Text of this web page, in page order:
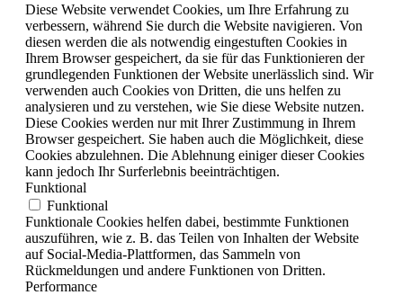
Diese Website verwendet Cookies, um Ihre Erfahrung zu
verbessern, während Sie durch die Website navigieren. Von
diesen werden die als notwendig eingestuften Cookies in
Ihrem Browser gespeichert, da sie für das Funktionieren der
grundlegenden Funktionen der Website unerlässlich sind. Wir
verwenden auch Cookies von Dritten, die uns helfen zu
analysieren und zu verstehen, wie Sie diese Website nutzen.
Diese Cookies werden nur mit Ihrer Zustimmung in Ihrem
Browser gespeichert. Sie haben auch die Möglichkeit, diese
Cookies abzulehnen. Die Ablehnung einiger dieser Cookies
kann jedoch Ihr Surferlebnis beeinträchtigen.
Funktional
Funktional
Funktionale Cookies helfen dabei, bestimmte Funktionen
auszuführen, wie z. B. das Teilen von Inhalten der Website
auf Social-Media-Plattformen, das Sammeln von
Rückmeldungen und andere Funktionen von Dritten.
Performance